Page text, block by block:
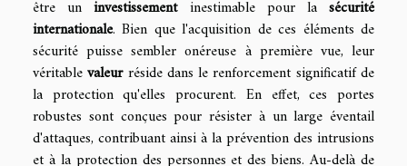
être uninvestissementinestimable pour lasécurité
internationale. Bien que l'acquisition de ces éléments de
sécurité puisse sembler onéreuse à première vue, leur
véritablevaleurréside dans le renforcement significatif de
la protection qu'elles procurent. En effet, ces portes
robustes sont conçues pour résister à un large éventail
d'attaques, contribuant ainsi à la prévention des intrusions
et à la protection des personnes et des biens. Au-delà de